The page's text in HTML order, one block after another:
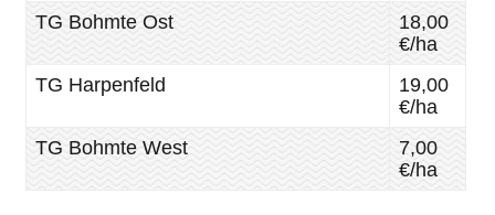
TG Bohmte Ost
18,00
€/ha
TG Harpenfeld
19,00
€/ha
TG Bohmte West
7,00
€/ha